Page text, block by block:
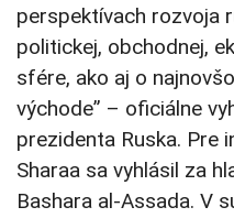
perspektívach rozvoja
politickej, obchodnej,
sfére, ako aj o
východe” – oficiálne
prezidenta Ruska. Pre
Sharaa sa vyhlásil za
Bashara al-Assada. V